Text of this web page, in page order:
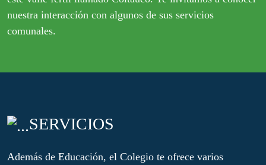
nuestra interacción con algunos de sus servicios
comunales.
SERVICIOS
Además de Educación, el Colegio te ofrece varios